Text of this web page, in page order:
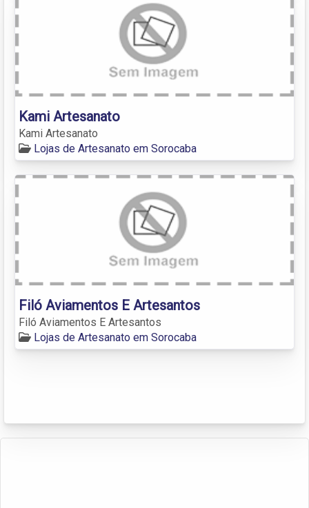
Kami Artesanato
Kami Artesanato
Lojas de Artesanato em Sorocaba
Filó Aviamentos E Artesantos
Filó Aviamentos E Artesantos
Lojas de Artesanato em Sorocaba